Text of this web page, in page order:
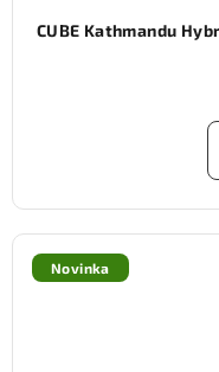
CUBE Kathmandu
Novinka